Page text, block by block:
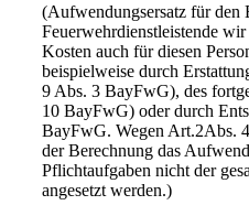
(Aufwendungsersatz für den
Feuerwehrdienstleistende
Kosten auch für diesen
beispielweise durch
9 Abs. 3 BayFwG), des
10 BayFwG) oder durch
BayFwG. Wegen Art.2Abs.
der Berechnung das
Pflichtaufgaben nicht der
angesetzt werden.)